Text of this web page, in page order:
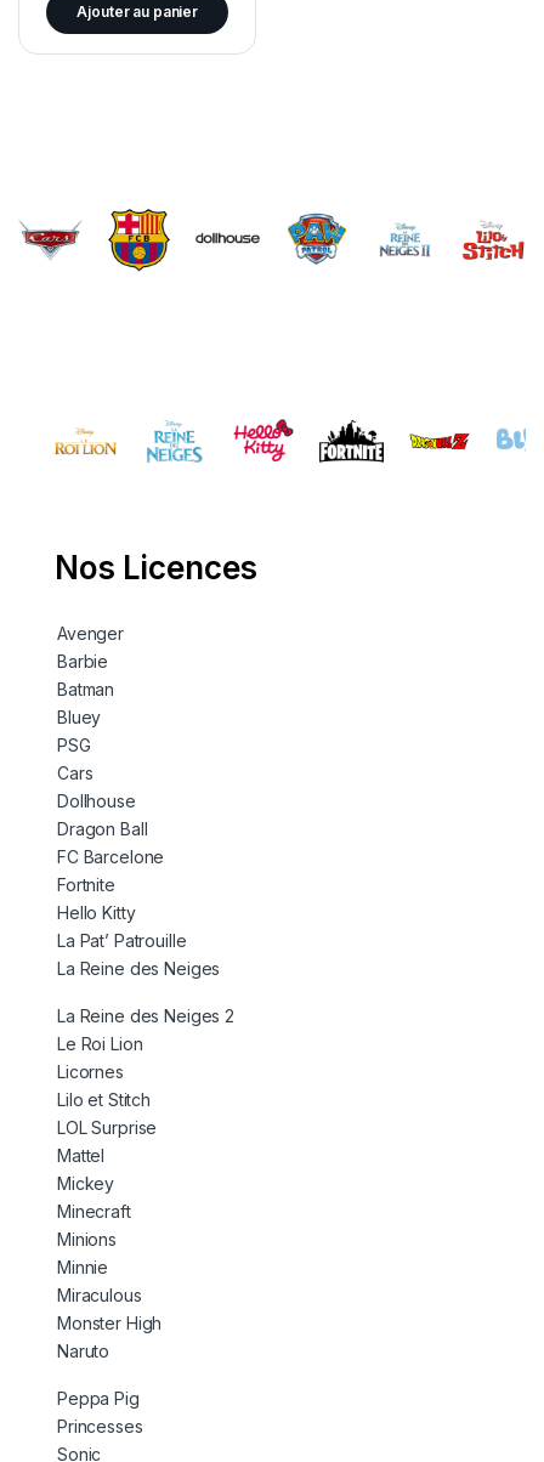
Ajouter au panier
Brands Carousel
Nos Licences
Avenger
Barbie
Batman
Bluey
PSG
Cars
Dollhouse
Dragon Ball
FC Barcelone
Fortnite
Hello Kitty
La Pat’ Patrouille
La Reine des Neiges
La Reine des Neiges 2
Le Roi Lion
Licornes
Lilo et Stitch
LOL Surprise
Mattel
Mickey
Minecraft
Minions
Minnie
Miraculous
Monster High
Naruto
Peppa Pig
Princesses
Sonic